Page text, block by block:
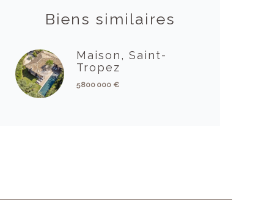
Biens similaires
Maison, Saint-
Tropez
5 800 000 €